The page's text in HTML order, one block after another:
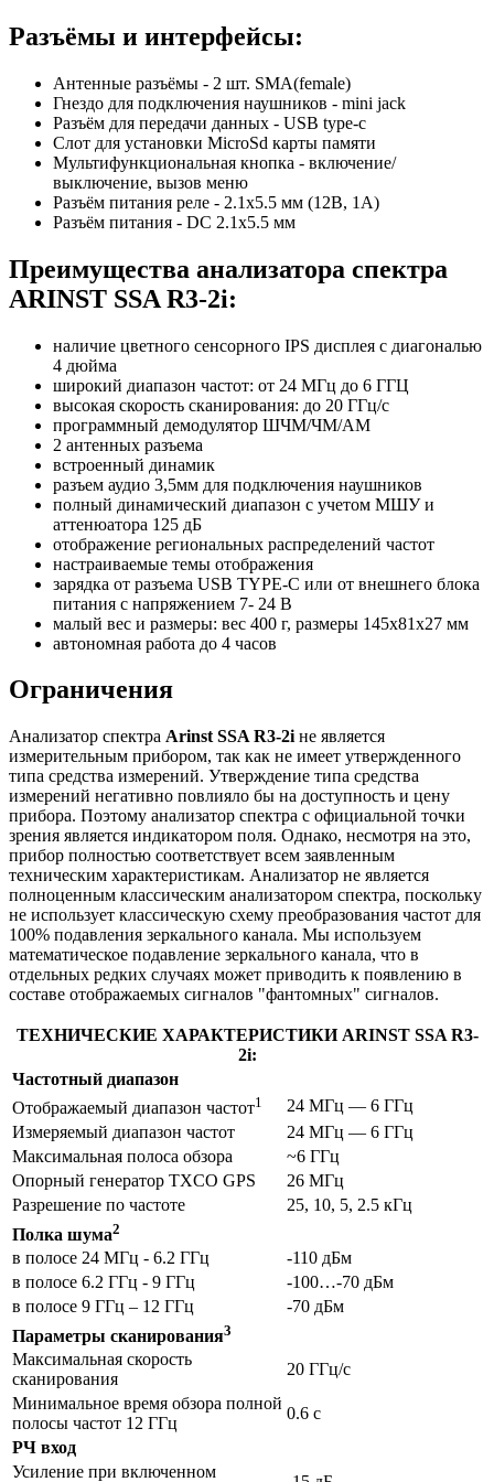
Разъёмы и интерфейсы:
Антенные разъёмы - 2 шт. SMA(female)
Гнездо для подключения наушников - mini jack
Разъём для передачи данных - USB type-c
Слот для установки MicroSd карты памяти
Мультифункциональная кнопка - включение/
выключение, вызов меню
Разъём питания реле - 2.1х5.5 мм (12В, 1А)
Разъём питания - DC 2.1x5.5 мм
Преимущества анализатора спектра
ARINST SSA R3-2i:
наличие цветного сенсорного IPS дисплея с диагональю
4 дюйма
широкий диапазон частот: от 24 МГц до 6 ГГЦ
высокая скорость сканирования: до 20 ГГц/с
программный демодулятор ШЧМ/ЧМ/АМ
2 антенных разъема
встроенный динамик
разъем аудио 3,5мм для подключения наушников
полный динамический диапазон с учетом МШУ и
аттенюатора 125 дБ
отображение региональных распределений частот
настраиваемые темы отображения
зарядка от разъема USB TYPE-C или от внешнего блока
питания с напряжением 7- 24 В
малый вес и размеры: вес 400 г, размеры 145х81х27 мм
автономная работа до 4 часов
Ограничения
Анализатор спектра Arinst SSA R3-2i не является
измерительным прибором, так как не имеет утвержденного
типа средства измерений. Утверждение типа средства
измерений негативно повлияло бы на доступность и цену
прибора. Поэтому анализатор спектра с официальной точки
зрения является индикатором поля. Однако, несмотря на это,
прибор полностью соответствует всем заявленным
техническим характеристикам. Анализатор не является
полноценным классическим анализатором спектра, поскольку
не использует классическую схему преобразования частот для
100% подавления зеркального канала. Мы используем
математическое подавление зеркального канала, что в
отдельных редких случаях может приводить к появлению в
составе отображаемых сигналов "фантомных" сигналов.
ТЕХНИЧЕСКИЕ ХАРАКТЕРИСТИКИ ARINST SSA R3-
2i:
Частотный диапазон
Отображаемый диапазон частот1
24 МГц — 6 ГГц
Измеряемый диапазон частот
24 МГц — 6 ГГц
Максимальная полоса обзора
~6 ГГц
Опорный генератор TXCO GPS
26 МГц
Разрешение по частоте
25, 10, 5, 2.5 кГц
Полка шума2
в полосе 24 МГц - 6.2 ГГц
-110 дБм
в полосе 6.2 ГГц - 9 ГГц
-100…-70 дБм
в полосе 9 ГГц – 12 ГГц
-70 дБм
Параметры сканирования3
Максимальная скорость
сканирования
20 ГГц/с
Минимальное время обзора полной
полосы частот 12 ГГц
0.6 с
РЧ вход
Усиление при включенном